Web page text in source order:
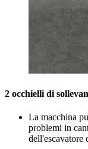
2 occhielli di
La macchina
problemi in
dell'escavatore